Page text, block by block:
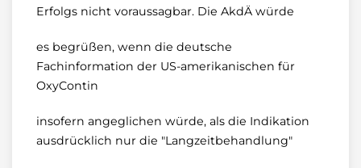
Erfolgs nicht voraussagbar. Die AkdÄ würde
es begrüßen, wenn die deutsche
Fachinformation der US-amerikanischen für
OxyContin
insofern angeglichen würde, als die Indikation
ausdrücklich nur die "Langzeitbehandlung"